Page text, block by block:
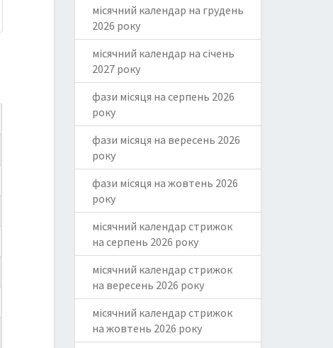
місячний календар на грудень
2026 року
місячний календар на січень
2027 року
фази місяця на серпень 2026
року
фази місяця на вересень 2026
року
фази місяця на жовтень 2026
року
місячний календар стрижок
на серпень 2026 року
місячний календар стрижок
на вересень 2026 року
місячний календар стрижок
на жовтень 2026 року